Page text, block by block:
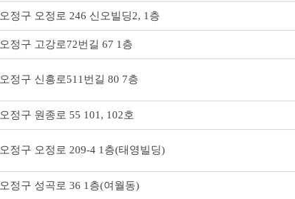
오정구 오정로 246 신오빌딩2, 1층
오정구 고강로72번길 67 1층
오정구 신흥로511번길 80 7층
오정구 원종로 55 101, 102호
오정구 오정로 209-4 1층(태영빌딩)
오정구 성곡로 36 1층(여월동)